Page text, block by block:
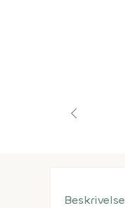
Beskrivelse